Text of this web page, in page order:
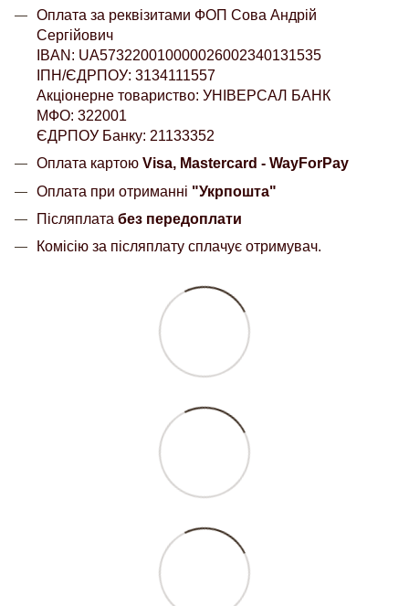
Оплата за реквізитами ФОП Сова Андрій
Сергійович
IBAN: UA573220010000026002340131535
ІПН/ЄДРПОУ: 3134111557
Акціонерне товариство: УНІВЕРСАЛ БАНК
МФО: 322001
ЄДРПОУ Банку: 21133352
Оплата картою Visa, Mastercard - WayForPay
Оплата при отриманні "Укрпошта"
Післяплата без передоплати
Комісію за післяплату сплачує отримувач.